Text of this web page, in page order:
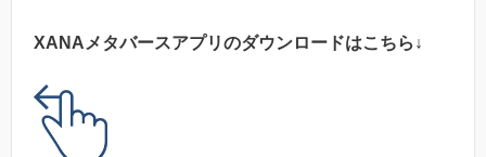
XANAメタバースアプリのダウンロードはこちら↓